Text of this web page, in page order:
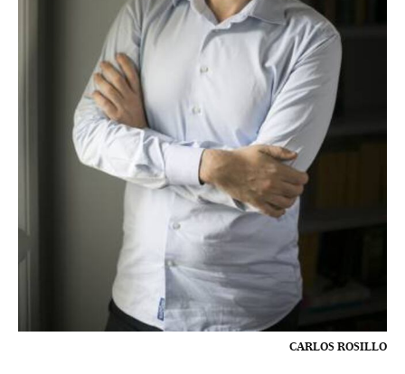
CARLOS ROSILLO